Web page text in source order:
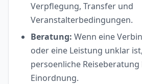
Verpflegung, Transfer und
Veranstalterbedingungen.
Beratung: Wenn eine
oder eine Leistung unklar
persoenliche Reiseberatung
Einordnung.